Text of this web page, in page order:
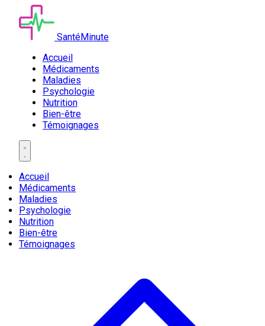
SantéMinute
Accueil
Médicaments
Maladies
Psychologie
Nutrition
Bien-être
Témoignages
Accueil
Médicaments
Maladies
Psychologie
Nutrition
Bien-être
Témoignages